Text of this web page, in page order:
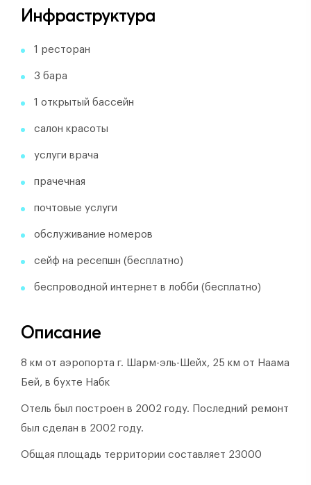
Инфраструктура
1 ресторан
3 бара
1 открытый бассейн
салон красоты
услуги врача
прачечная
почтовые услуги
обслуживание номеров
сейф на ресепшн (бесплатно)
беспроводной интернет в лобби (бесплатно)
Описание
8 км от аэропорта г. Шарм-эль-Шейх, 25 км от Наама
Бей, в бухте Набк
Отель был построен в 2002 году.
Последний ремонт
был сделан в 2002 году.
Общая площадь территории составляет 23000